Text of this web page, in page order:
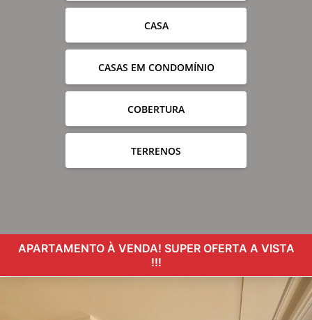
CASA
CASAS EM CONDOMÍNIO
COBERTURA
TERRENOS
APARTAMENTO À VENDA! SUPER OFERTA A VISTA
!!!